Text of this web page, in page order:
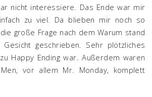
nicht interessiere. Das Ende war mir
zu viel. Da blieben mir noch so
große Frage nach dem Warum stand
geschrieben. Sehr plötzliches
Happy Ending war. Außerdem waren
vor allem Mr. Monday, komplett